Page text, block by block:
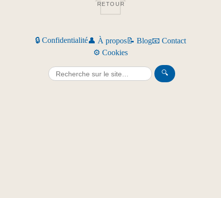
RETOUR
🔒 Confidentialité👤 À propos📝 Blog📧 Contact
⚙️ Cookies
🔍